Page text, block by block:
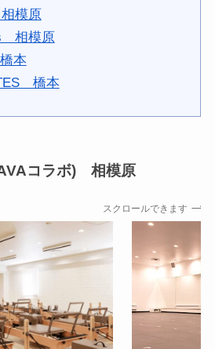
模原
相模原
本
橋本
コラボ) 相模原
スクロールできます